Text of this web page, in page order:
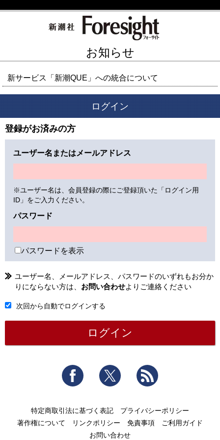
お知らせ
新サービス「新潮QUE」への統合について
ログイン
登録がお済みの方
ユーザー名またはメールアドレス
※ユーザー名は、会員登録の際にご登録頂いた「ログイン用
ID」をご入力ください。
パスワード
パスワードを表示
ユーザー名、メールアドレス、パスワードのいずれもお分か
りにならない方は、 お問い合わせよりご連絡ください
次回から自動でログインする
Facebook Twitter
特定商取引法に基づく表記
プライバシーポリシー
著作権について
リンクポリシー 免責事項
ご利用ガイド
お問い合わせ